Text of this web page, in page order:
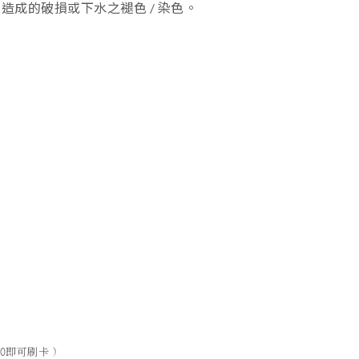
成的破損或下水之褪色 / 染色。
即可刷卡 )